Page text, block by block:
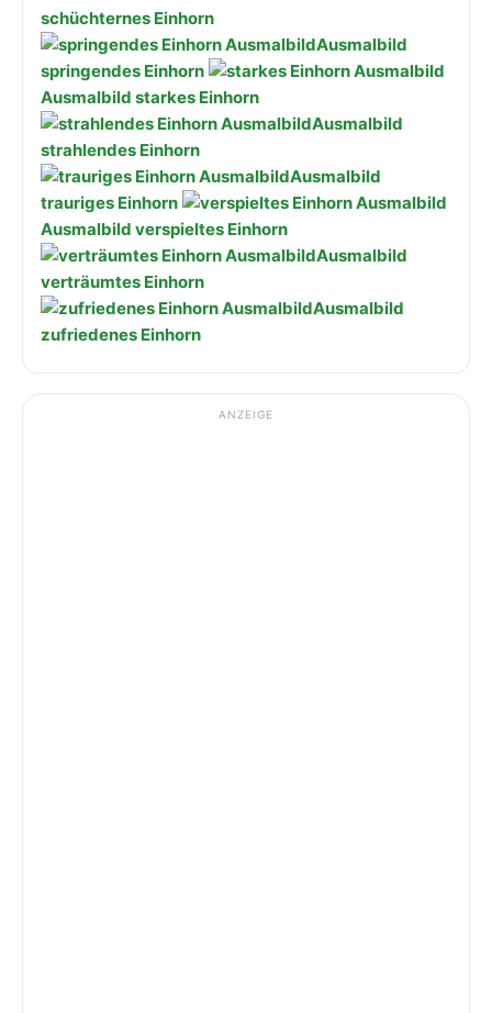
schüchternes Einhorn
Ausmalbild
springendes Einhorn
Ausmalbild starkes Einhorn
Ausmalbild
strahlendes Einhorn
Ausmalbild
trauriges Einhorn
Ausmalbild verspieltes Einhorn
Ausmalbild
verträumtes Einhorn
Ausmalbild
zufriedenes Einhorn
ANZEIGE